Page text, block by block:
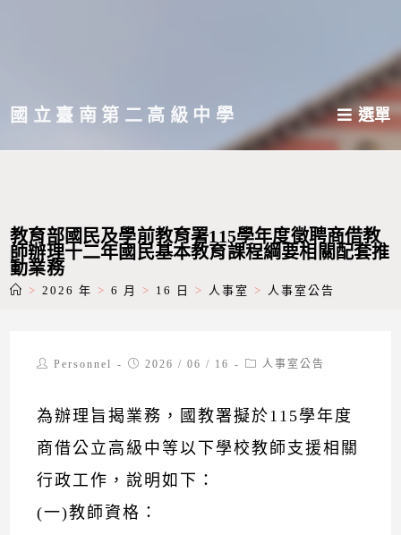
主國立臺南第二高級中學 選單
教育部國民及學前教育署115學年度徵聘商借教
師辦理十二年國民基本教育課程綱要相關配套推
動業務
> 2026 年 > 6 月 > 16 日 > 人事室 > 人事室公告
PostPersonnel
Post2026 / 06 / 16
Post人事室公告
為辦理旨揭業務，國教署擬於115學年度
商借公立高級中等以下學校教師支援相關
行政工作，說明如下：
(一)教師資格：